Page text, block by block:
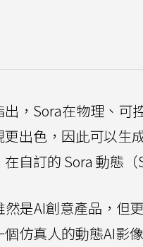
出，Sora在物理、可
更出色，因此可以生
在自訂的 Sora 動態
然是AI創意產品，但
個仿真人的動態AI影